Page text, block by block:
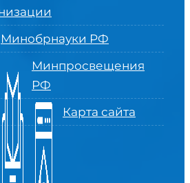
Минобрнауки РФ
Минпросвещения
РФ
Карта сайта